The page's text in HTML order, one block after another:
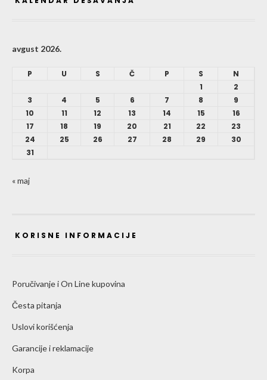
avgust 2026.
P U S Č P S
N
1
2
3
4 5 6 7 8
9
10
11 12 13 14 15
16
17
18 19 20 21 22
23
24
25 26 27 28 29
30
31
« maj
KORISNE INFORMACIJE
Poručivanje i On Line kupovina
Česta pitanja
Uslovi korišćenja
Garancije i reklamacije
Korpa